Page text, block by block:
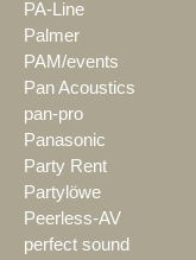
PA-Line
Palmer
PAM/events
Pan Acoustics
pan-pro
Panasonic
Party Rent
Partylöwe
Peerless-AV
perfect sound